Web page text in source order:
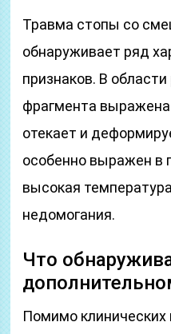
Травма стопы со
обнаруживает ряд
признаков. В
фрагмента
отекает и
особенно выражен в
высокая
недомогания.
Что
Помимо клинических